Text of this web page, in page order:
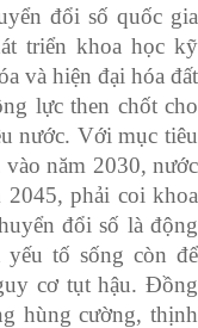
đổi số quốc gia
triển khoa học kỹ
và hiện đại hóa đất
lực then chốt cho
nước. Với mục tiêu
năm 2030, nước
2045, phải coi khoa
đổi số là động
tố sống còn để
cơ tụt hậu. Đồng
hùng cường, thịnh